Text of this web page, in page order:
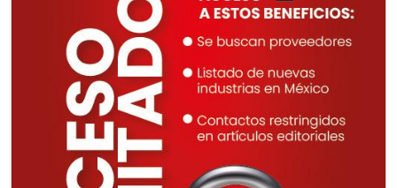
RECURSOS HUMANOS
Especificaciones:
Requisitos: Otorgar condiciones de
crédito acordes a las políticas del
grupo, contar con instalaciones
cercanas a la región y otorgar
referencias comerciales.